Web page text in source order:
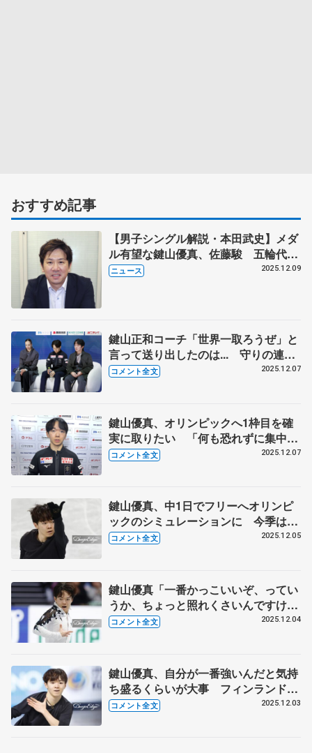
おすすめ記事
【男子シングル解説・本田武史】メダ
ル有望な鍵山優真、佐藤駿 五輪代表
３枠目争いは三浦佳生か友野一希か
ニュース 2025.12.09
鍵山正和コーチ「世界一取ろうぜ」と
言って送り出したのは... 守りの連続
ジャンプに「アスリートとしての気持
コメント全文 2025.12.07
鍵山優真、オリンピックへ1枠目を確
実に取りたい 「何も恐れずに集中し
て全部出せたら最強の状態」 【GP
コメント全文 2025.12.07
鍵山優真、中1日でフリーへオリンピ
ックのシミュレーションに 今季は反
省や抱負、目標を書き出して考え整理
コメント全文 2025.12.05
鍵山優真「一番かっこいいぞ、ってい
うか、ちょっと照れくさいんですけ
ど」 高い高い壁〝北京〟を超えた
コメント全文 2025.12.04
鍵山優真、自分が一番強いんだと気持
ち盛るくらいが大事 フィンランドか
らタイトな調整も「最強の状態で来て
コメント全文 2025.12.03